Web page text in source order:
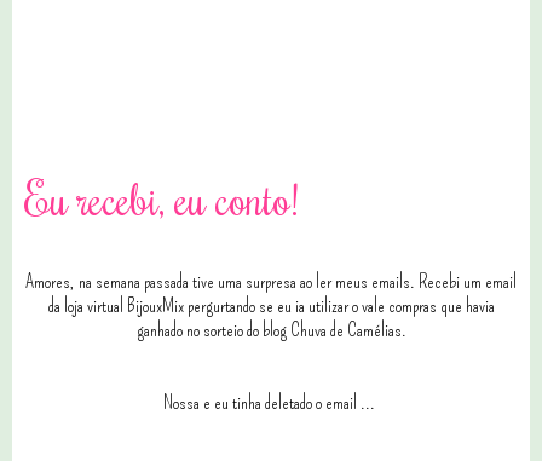
Eu recebi, eu conto!
Amores, na semana passada tive uma surpresa ao ler meus emails. Recebi um email
da loja virtual BijouxMix pergurtando se eu ia utilizar o vale compras que havia
ganhado no sorteio do blog Chuva de Camélias.
Nossa e eu tinha deletado o email ...